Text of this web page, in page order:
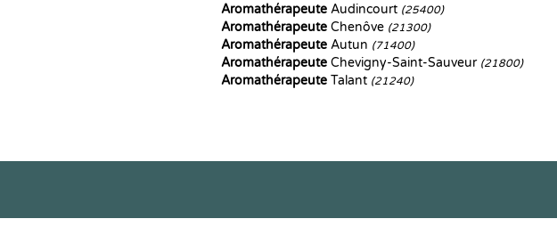
Aromathérapeute Audincourt (25400)
Aromathérapeute Chenôve (21300)
Aromathérapeute Autun (71400)
Aromathérapeute Chevigny-Saint-Sauveur (21800)
Aromathérapeute Talant (21240)